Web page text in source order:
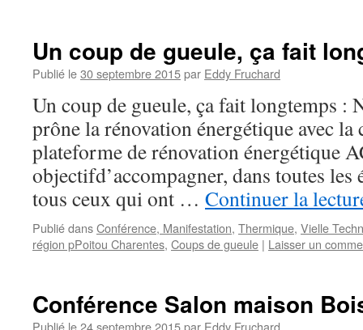
Un coup de gueule, ça fait
Publié le30 septembre 2015par Eddy Fruchard
Un coup de gueule, ça fait longtemps :
prône la rénovation énergétique avec la
plateforme de rénovation énergétique
objectifd’accompagner, dans toutes les
tous ceux qui ont … Continuer la
Publié dansConférence, Manifestation, Thermique, Vielle
région pPoitou Charentes, Coups de gueule | Laisser un
Conférence Salon maison
Publié le 24 septembre 2015par Eddy Fruchard